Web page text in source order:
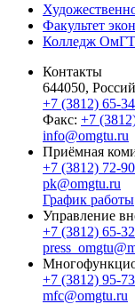
Факультет
Колледж
Контакты
644050,
+7 (3812) 65-
Факс: +7
info@omgtu.ru
Приёмная
+7 (3812) 72-
pk@omgtu.ru
График работы
Управление
+7 (3812) 65-
+7 (3812) 95-
mfc@omgtu.ru